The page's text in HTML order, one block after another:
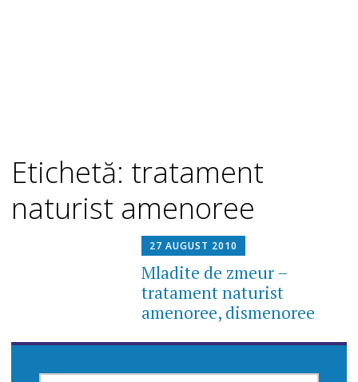
Etichetă: tratament
naturist amenoree
27 AUGUST 2010
Mladite de zmeur –
tratament naturist
amenoree, dismenoree